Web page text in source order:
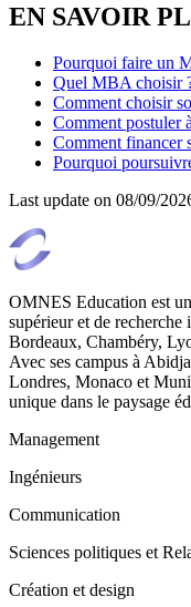
EN SAVOIR
Pourquoi faire un
Quel MBA choisir
Comment choisir
Comment postuler
Comment financer
Pourquoi
Last update on 08/09/
OMNES Education est
supérieur et de
Bordeaux, Chambéry,
Avec ses campus à
Londres, Monaco et
unique dans le paysage
Management
Ingénieurs
Communication
Sciences politiques et
Création et design